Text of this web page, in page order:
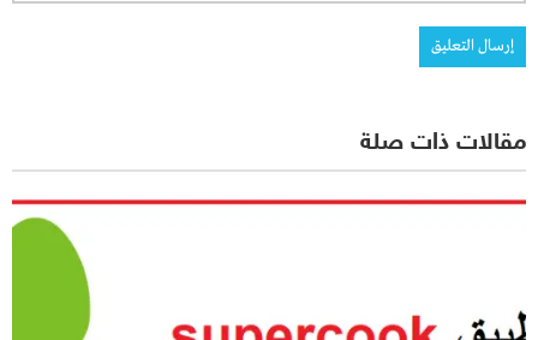
مقالات ذات صلة